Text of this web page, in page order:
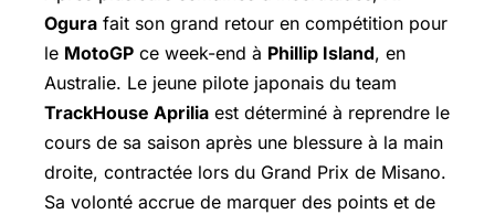
Ogura fait son grand retour en compétition pour
le MotoGP ce week-end à Phillip Island, en
Australie. Le jeune pilote japonais du team
TrackHouse Aprilia est déterminé à reprendre le
cours de sa saison après une blessure à la main
droite, contractée lors du Grand Prix de Misano.
Sa volonté accrue de marquer des points et de